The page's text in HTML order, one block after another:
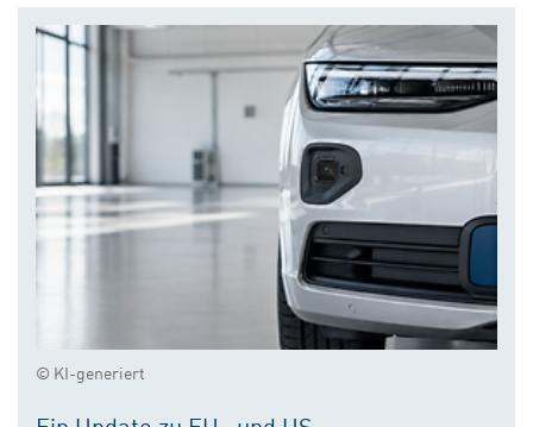
© KI-generiert